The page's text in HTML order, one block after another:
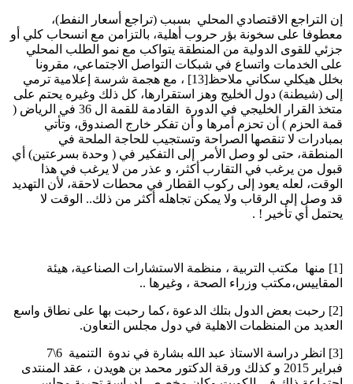
إن التراجع الاقتصادي المحلي بسبب (تراجع أسعار النفط)،
معطوفا على سخونة بؤر حروب أهلية، بالتزامن مع انسحاب كلي أو
جزئي للقوى الدولية من المنطقة يتواكب مع نمو الطلب المحلي
على الخدمات واتساع في شبكات التواصل الاجتماعي، مقرونا
بخلل هيكلي سكاني ملاحظ[13] ، مع هجمة شرسة إعلامية ترمي
إلى (شيطنة) دول الخليج وهز استقرارها، كل ذلك وغيره يحتم على
متخذ القرار الخليجي في الدورة القادمة للقمة ال 36 في الرياض (
قمة الحزم ) أن تحزم أمرها و أن تفكر خارج الصندوق، وتأتي
بمبادرات لا تنقصها الصراحة وتستجيب للحاجة الملحة في
المنطقة، حتى لو وصل الأمر إلى التفكير في ( وحدة بسرعتين) أي
قبول من يرغب في التقارب أكثر، و عذر من لا يرغب في هذا
الوقت، لعله يعود إلى ركوب القطار في محطات لاحقة، لأن التهديد
قد وصل إلى الرقاب ولا يمكن تجاهله أكثر من ذلك.. الوقت لا
يحتمل أي تأخير ! .
[1] منها مكتب التربية ، منظمة الاستشارات الصناعية، هيئة
المقاييس،مكتب وزراء الصحة ، وغيرها ..
[2] رحبت بعض الدول بتلك الدعوة ،كما رحبت بها على نطاق واسع
العديد من المنظمات الاهلية في دول مجلس التعاون.
فبراير 2015 و كذلك ورقة الدكتور محمد بن هويدن ، عقد المنتدى